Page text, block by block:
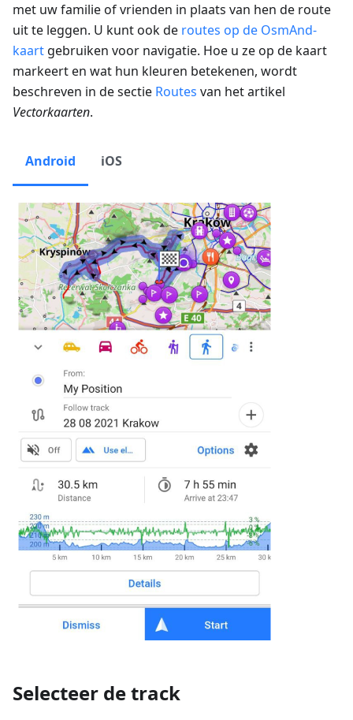
met uw familie of vrienden in plaats van hen de route
uit te leggen. U kunt ook de routes op de OsmAnd-
kaart gebruiken voor navigatie. Hoe u ze op de kaart
markeert en wat hun kleuren betekenen, wordt
beschreven in de sectie Routes van het artikel
Vectorkaarten.
Android iOS
Selecteer de track